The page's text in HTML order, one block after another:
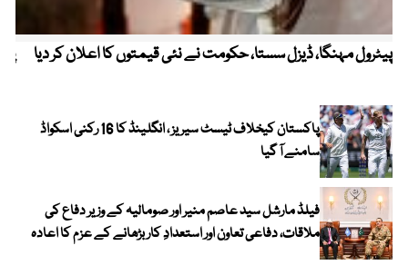
پیٹرول مہنگا، ڈیزل سستا، حکومت نے نئی قیمتوں کا اعلان کر دیا
پاکستان کیخلاف ٹیسٹ سیریز ، انگلینڈ کا 16 رکنی اسکواڈ
سامنے آ گیا
فیلڈ مارشل سید عاصم منیر اور صومالیہ کے وزیر دفاع کی
ملاقات، دفاعی تعاون اور استعدادِ کار بڑھانے کے عزم کا اعادہ